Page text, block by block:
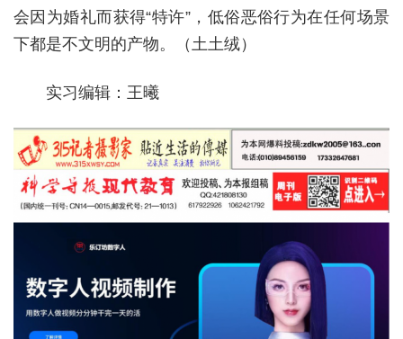
会因为婚礼而获得“特许”，低俗恶俗行为在任何场景
下都是不文明的产物。（土土绒）
实习编辑：王曦